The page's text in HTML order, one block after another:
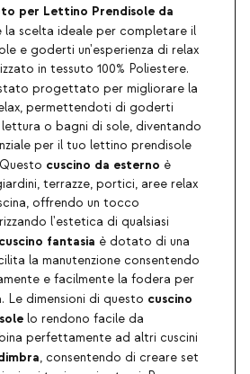
per Lettino Prendisole da
la scelta ideale per completare il
e goderti un'esperienza di relax
in tessuto 100% Poliestere.
progettato per migliorare la
permettendoti di goderti
o bagni di sole, diventando
per il tuo lettino prendisole
cuscino da esterno è
terrazze, portici, aree relax
offrendo un tocco
l'estetica di qualsiasi
cuscino fantasia è dotato di una
la manutenzione consentendo
e facilmente la fodera per
Le dimensioni di questo cuscino
lo rendono facile da
perfettamente ad altri cuscini
, consentendo di creare set